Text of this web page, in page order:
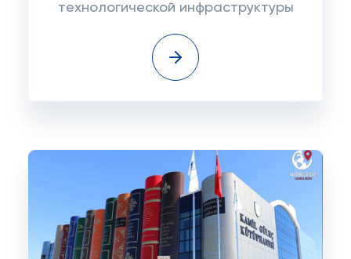
технологической инфраструктуры